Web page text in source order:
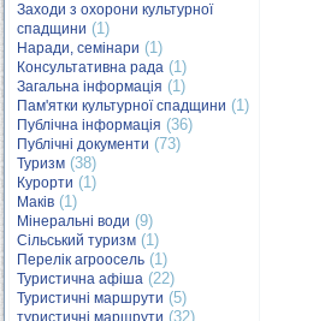
Заходи з охорони культурної
спадщини (1)
Наради, семінари (1)
Консультативна рада (1)
Загальна інформація (1)
Пам'ятки культурної спадщини (1)
Публічна інформація (36)
Публічні документи (73)
Туризм (38)
Курорти (1)
Маків (1)
Мінеральні води (9)
Сільський туризм (1)
Перелік агроосель (1)
Туристична афіша (22)
Туристичні маршрути (5)
туристичні маршрути (32)